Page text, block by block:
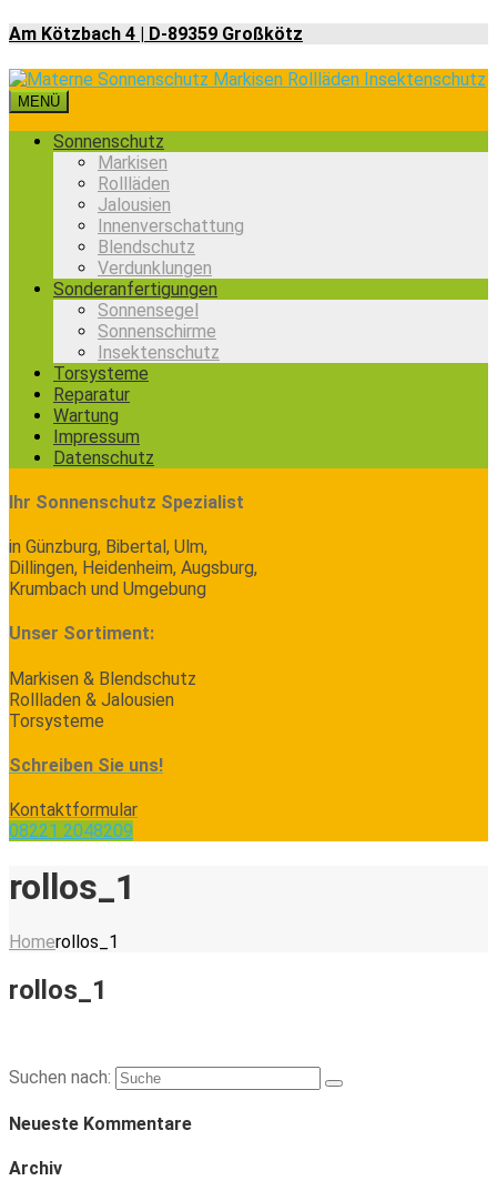
Am Kötzbach 4 | D-89359 Großkötz
MENÜ
Sonnenschutz
Markisen
Rollläden
Jalousien
Innenverschattung
Blendschutz
Verdunklungen
Sonderanfertigungen
Sonnensegel
Sonnenschirme
Insektenschutz
Torsysteme
Reparatur
Wartung
Impressum
Datenschutz
Ihr Sonnenschutz Spezialist
in Günzburg, Bibertal, Ulm,
Dillingen, Heidenheim, Augsburg,
Krumbach und Umgebung
Unser Sortiment:
Markisen & Blendschutz
Rollladen & Jalousien
Torsysteme
Schreiben Sie uns!
Kontaktformular
08221 2048209
rollos_1
Homerollos_1
rollos_1
Suchen nach:
Neueste Kommentare
Archiv